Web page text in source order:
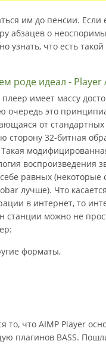
им до пенсии. Если
абзацев о
узнать, что есть
роде идеал - Player
имеет массу
очередь это
от стандартных
сторону 32-битная
Такая
воспроизведения
равных (некоторые
лучше). Что касается
в интернет, то
станции можно не
форматы,
то, что AIMP Player
плагинов BASS.